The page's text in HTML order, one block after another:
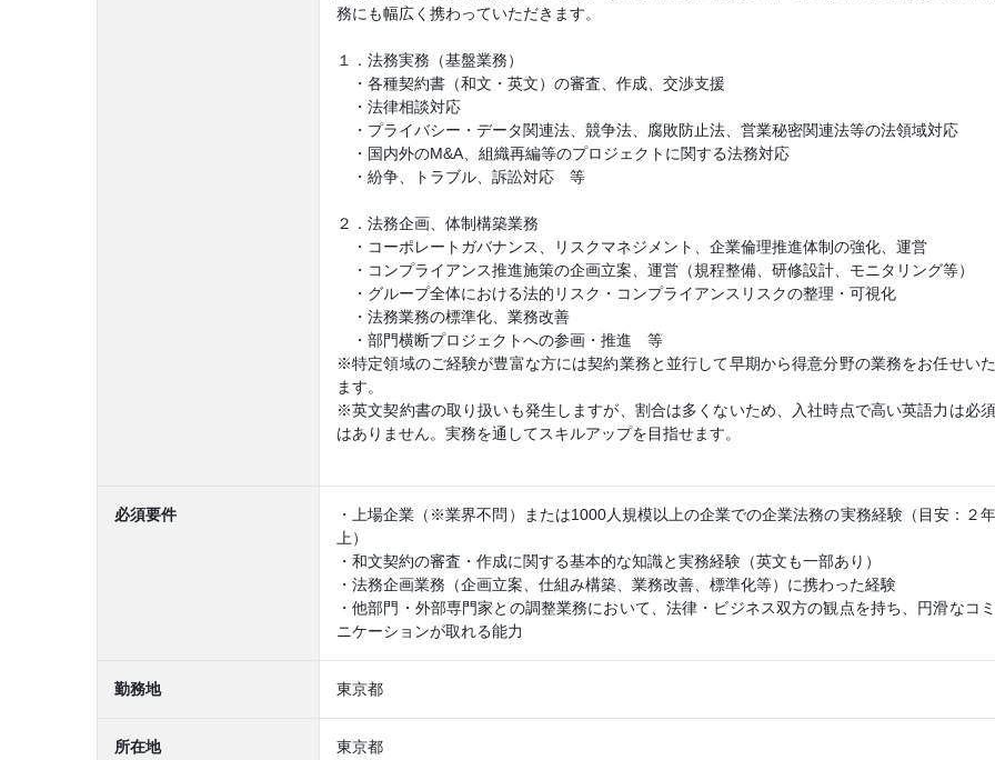
務にも幅広く携わっていただきます。
１．法務実務（基盤業務）
・各種契約書（和文・英文）の審査、作成、交渉支援
・法律相談対応
・プライバシー・データ関連法、競争法、腐敗防止法、営業秘密関連法等の法領域対応
・国内外のM&A、組織再編等のプロジェクトに関する法務対応
・紛争、トラブル、訴訟対応 等
２．法務企画、体制構築業務
・コーポレートガバナンス、リスクマネジメント、企業倫理推進体制の強化、運営
・コンプライアンス推進施策の企画立案、運営（規程整備、研修設計、モニタリング等）
・グループ全体における法的リスク・コンプライアンスリスクの整理・可視化
・法務業務の標準化、業務改善
・部門横断プロジェクトへの参画・推進 等
※特定領域のご経験が豊富な方には契約業務と並行して早期から得意分野の業務をお任せい
ます。
※英文契約書の取り扱いも発生しますが、割合は多くないため、入社時点で高い英語力は必
はありません。実務を通してスキルアップを目指せます。
必須要件
・上場企業（※業界不問）または1000人規模以上の企業での企業法務の実務経験（目安：２
上）
・和文契約の審査・作成に関する基本的な知識と実務経験（英文も一部あり）
・法務企画業務（企画立案、仕組み構築、業務改善、標準化等）に携わった経験
・他部門・外部専門家との調整業務において、法律・ビジネス双方の観点を持ち、円滑なコミ
ニケーションが取れる能力
勤務地 東京都
所在地 東京都